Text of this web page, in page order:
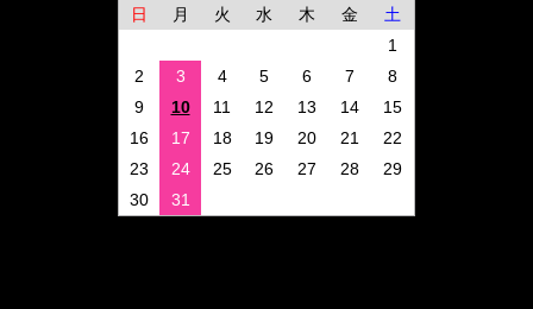
日
月 火 水 木 金
土
1
2
3 4 5 6 7
8
9
10 11 12 13 14
15
16
17 18 19 20 21
22
23
24 25 26 27 28
29
30
31